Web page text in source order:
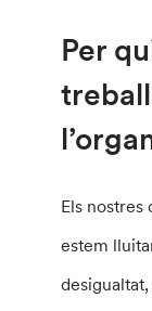
Per
Els nostres
estem